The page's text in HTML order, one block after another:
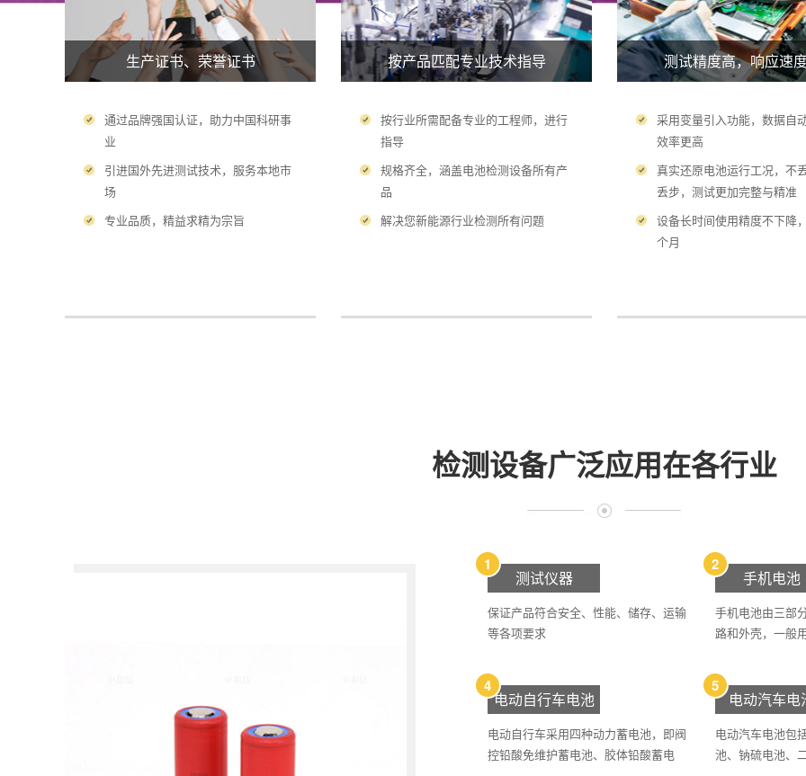
生产证书、荣誉证书
通过品牌强国认证，助力中国科研事
业
引进国外先进测试技术，服务本地市
场
专业品质，精益求精为宗旨
按产品匹配专业技术指导
按行业所需配备专业的工程师，进行
指导
规格齐全，涵盖电池检测设备所有产
品
解决您新能源行业检测所有问题
测试精度高，响应速
采用变量引入功能，数据自
效率更高
真实还原电池运行工况，不
丢步，测试更加完整与精准
设备长时间使用精度不下降
个月
检测设备广泛应用在各行业
测试仪器
1
保证产品符合安全、性能、储存、运输
等各项要求
手机电池
2
手机电池由三部
路和外壳，一般
电动自行车电池
4
电动自行车采用四种动力蓄电池，即阀
控铅酸免维护蓄电池、胶体铅酸蓄电
电动汽车电
5
电动汽车电池包
池、钠硫电池、